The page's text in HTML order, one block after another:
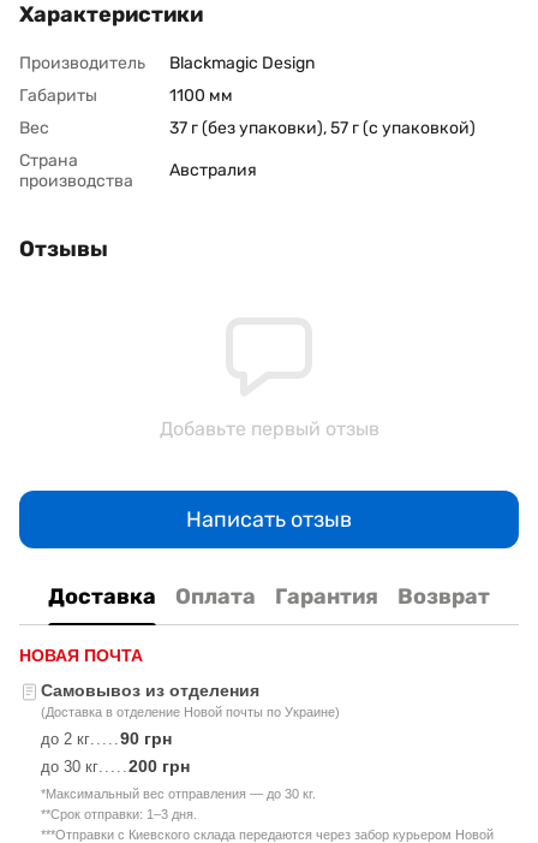
Характеристики
Производитель
Blackmagic Design
Габариты
1100 мм
Вес
37 г (без упаковки), 57 г (с упаковкой)
Страна
производства
Австралия
Отзывы
Добавьте первый отзыв
Написать отзыв
Доставка Оплата Гарантия Возврат
НОВАЯ ПОЧТА
Самовывоз из отделения
(Доставка в отделение Новой почты по Украине)
до 2 кг.....90 грн
до 30 кг.....200 грн
*Максимальный вес отправления — до 30 кг.
**Срок отправки: 1–3 дня.
***Отправки с Киевского склада передаются через забор курьером Новой